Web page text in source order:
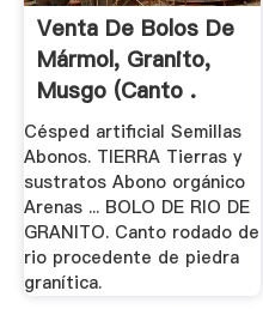
Venta De Bolos De
Mármol, Granito,
Musgo (canto .
Césped artificial Semillas
Abonos. TIERRA Tierras y
sustratos Abono orgánico
Arenas ... BOLO DE RIO DE
GRANITO. Canto rodado de
rio procedente de piedra
granítica.